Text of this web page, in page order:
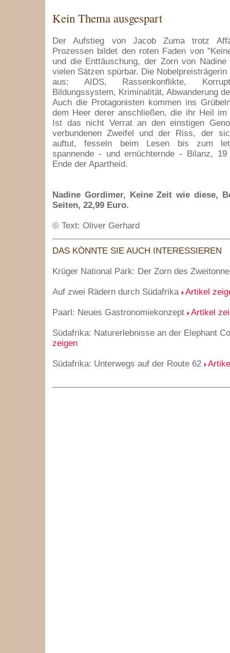
Kein Thema ausgespart
Der Aufstieg von Jacob Zuma trotz
Prozessen bildet den roten Faden von
und die Enttäuschung, der Zorn von
vielen Sätzen spürbar. Die
aus: AIDS, Rassenkonflikte,
Bildungssystem, Kriminalität, Abwanderung
Auch die Protagonisten kommen ins
dem Heer derer anschließen, die ihr Heil im
Ist das nicht Verrat an den einstigen
verbundenen Zweifel und der Riss, der
auftut, fesseln beim Lesen bis zum
spannende - und ernüchternde - Bilanz,
Ende der Apartheid.
Nadine Gordimer, Keine Zeit wie diese,
Seiten, 22,99 Euro.
© Text: Oliver Gerhard
DAS KÖNNTE SIE AUCH INTERESSIEREN
Krüger National Park: Der Zorn des
Auf zwei Rädern durch Südafrika Artikel
Paarl: Neues Gastronomiekonzept Artikel
Südafrika: Naturerlebnisse an der Elephant
zeigen
Südafrika: Unterwegs auf der Route 62